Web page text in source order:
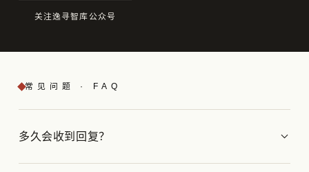
关注逸寻智库公众号
常见问题 · FAQ
多久会收到回复？